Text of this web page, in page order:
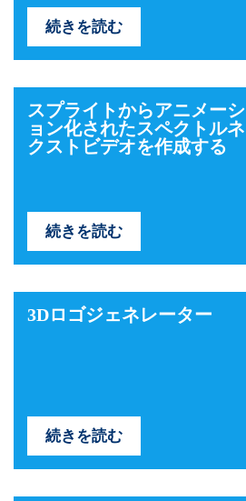
続きを読む
スプライトからアニメーシ
ョン化されたスペクトルネ
クストビデオを作成する
続きを読む
3Dロゴジェネレーター
続きを読む